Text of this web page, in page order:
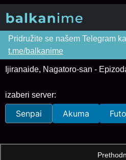
Pridružite se našem Telegram
t.me/balkanime
Ijiranaide, Nagatoro-san -
izaberi server:
Senpai Akuma